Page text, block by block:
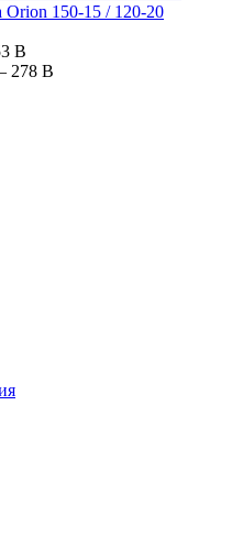
Orion 150-15 / 120-20
В
278 В